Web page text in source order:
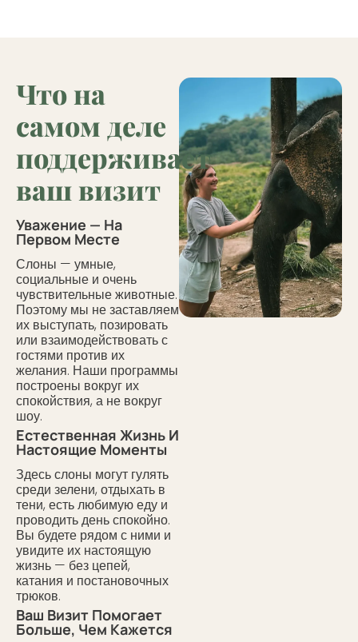
Что на
самом деле
поддерживает
ваш визит
Уважение — На
Первом Месте
Слоны — умные,
социальные и очень
чувствительные животные.
Поэтому мы не заставляем
их выступать, позировать
или взаимодействовать с
гостями против их
желания. Наши программы
построены вокруг их
спокойствия, а не вокруг
шоу.
Естественная Жизнь И
Настоящие Моменты
Здесь слоны могут гулять
среди зелени, отдыхать в
тени, есть любимую еду и
проводить день спокойно.
Вы будете рядом с ними и
увидите их настоящую
жизнь — без цепей,
катания и постановочных
трюков.
Ваш Визит Помогает
Больше, Чем Кажется